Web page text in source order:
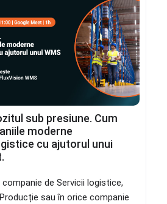
sub presiune. Cum
moderne
cu ajutorul unui
de Servicii logistice,
sau în orice companie